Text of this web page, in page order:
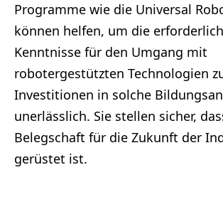
Programme wie die Universal
können helfen, um die
Kenntnisse für den Umgang mit
robotergestützten Technologien
Investitionen in solche
unerlässlich. Sie stellen sicher,
Belegschaft für die Zukunft der
gerüstet ist.